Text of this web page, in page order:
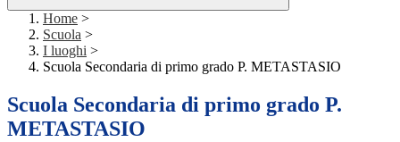
Home >
Scuola >
I luoghi >
Scuola Secondaria di primo grado P. METASTASIO
Scuola Secondaria di primo grado P.
METASTASIO